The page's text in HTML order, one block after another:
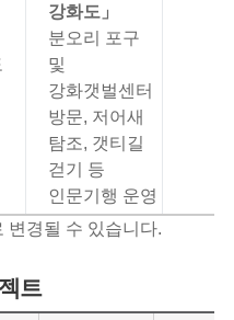
강화도」
분오리 포구
및
강화갯벌센터
방문, 저어새
탐조, 갯티길
걷기 등
인문기행 운영
경될 수 있습니다.
트